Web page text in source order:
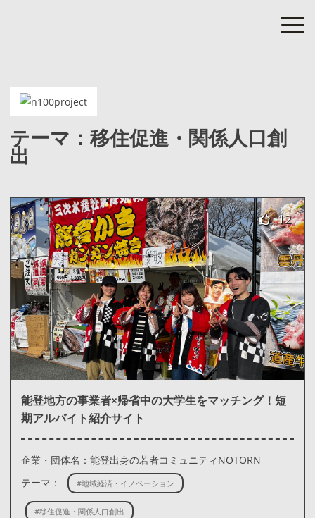
テーマ：移住促進・関係人口創
出
12
能登地方の事業者×帰省中の大学生をマッチング！短
期アルバイト紹介サイト
企業・団体名：能登出身の若者コミュニティNOTORN
テーマ：
#地域経済・イノベーション
#移住促進・関係人口創出